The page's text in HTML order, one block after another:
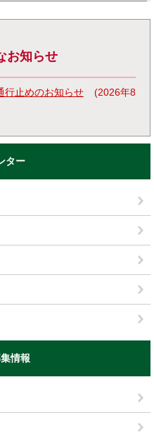
お知らせ
行止めのお知らせ
2026年8
ター
情報